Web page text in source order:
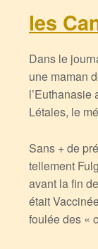
les
Dans le
une maman
l’Euthanasie
Létales, le
Sans + de
tellement
avant la fin
était
foulée des «